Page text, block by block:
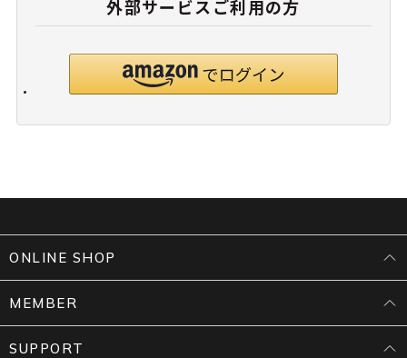
外部サービスご利用の方
ONLINE SHOP
MEMBER
SUPPORT